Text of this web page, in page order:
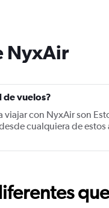
NyxAir
de vuelos?
con NyxAir son
cualquiera de estos